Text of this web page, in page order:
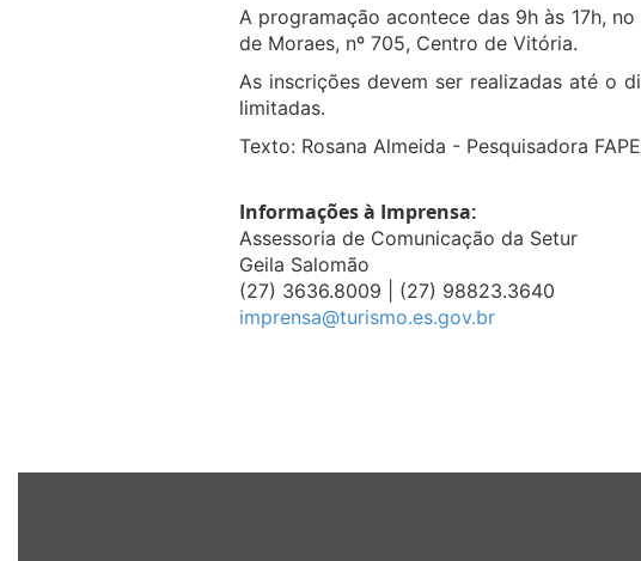
A programação acontece das 9h às 17h,
de Moraes, nº 705, Centro de Vitória.
As inscrições devem ser realizadas até o
limitadas.
Texto: Rosana Almeida - Pesquisadora
Informações à Imprensa:
Assessoria de Comunicação da Setur
Geila Salomão
(27) 3636.8009 | (27) 98823.3640
imprensa@turismo.es.gov.br